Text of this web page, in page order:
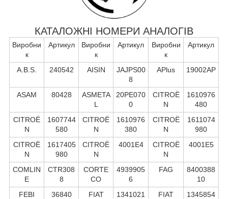
КАТАЛОЖНІ НОМЕРИ АНАЛОГІВ
Виробни
к
Артикул
Виробни
к
Артикул
Виробни
к
Артикул
A.B.S. 240542 AISIN
JAJPS00
8
APlus 19002AP
ASAM 80428
ASMETA
L
20PE070
0
CITROË
N
1610976
480
CITROË
N
1607744
580
CITROË
N
1610976
380
CITROË
N
1611074
980
CITROË
N
1617405
980
CITROË
N
4001E4
CITROË
N
4001E5
COMLIN
E
CTR308
8
CORTE
CO
4939905
6
FAG
8400388
10
FEBI
36840 FIAT
1341021
FIAT
1345854